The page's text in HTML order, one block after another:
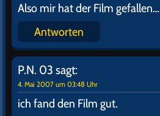
Also mir hat der Film gefallen…
Antworten
P.N. 03 sagt:
4. Mai 2007 um 03:48 Uhr
ich fand den Film gut.